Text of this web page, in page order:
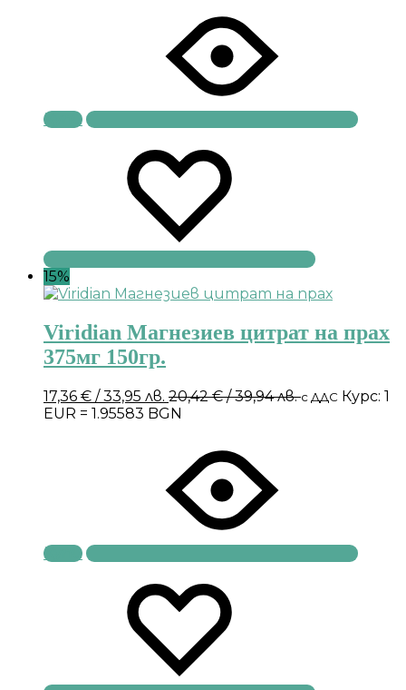
Купи
15%
Viridian Магнезиев цитрат на прах
375мг 150гр.
17,36 € / 33,95 лв. 20,42€/ 39,94 лв.с ДДС Курс: 1
EUR = 1.95583 BGN
Купи